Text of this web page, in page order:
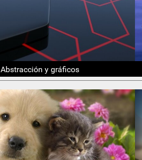
Abstracción y gráficos